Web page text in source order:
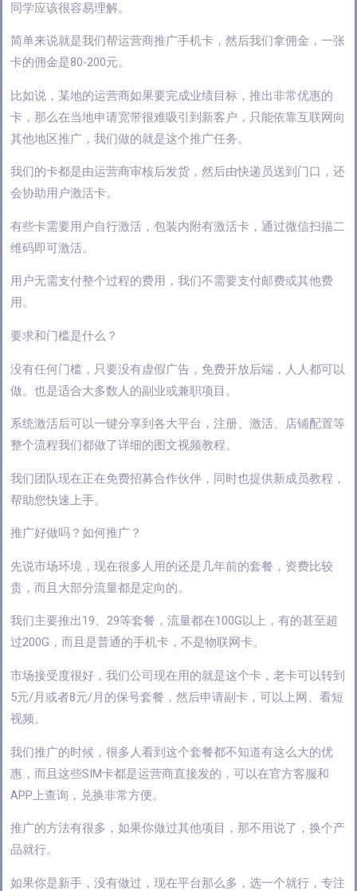
同学应该很容易理解。
简单来说就是我们帮运营商推广手机卡，然后我们拿佣金，一张
卡的佣金是80-200元。
比如说，某地的运营商如果要完成业绩目标，推出非常优惠的
卡，那么在当地申请宽带很难吸引到新客户，只能依靠互联网向
其他地区推广，我们做的就是这个推广任务。
我们的卡都是由运营商审核后发货，然后由快递员送到门口，还
会协助用户激活卡。
有些卡需要用户自行激活，包装内附有激活卡，通过微信扫描二
维码即可激活。
用户无需支付整个过程的费用，我们不需要支付邮费或其他费
用。
要求和门槛是什么？
没有任何门槛，只要没有虚假广告，免费开放后端，人人都可以
做。也是适合大多数人的副业或兼职项目。
系统激活后可以一键分享到各大平台，注册、激活、店铺配置等
整个流程我们都做了详细的图文视频教程。
我们团队现在正在免费招募合作伙伴，同时也提供新成员教程，
帮助您快速上手。
推广好做吗？如何推广？
先说市场环境，现在很多人用的还是几年前的套餐，资费比较
贵，而且大部分流量都是定向的。
我们主要推出19、29等套餐，流量都在100G以上，有的甚至超
过200G，而且是普通的手机卡，不是物联网卡。
市场接受度很好，我们公司现在用的就是这个卡，老卡可以转到
5元/月或者8元/月的保号套餐，然后申请副卡，可以上网、看短
视频。
我们推广的时候，很多人看到这个套餐都不知道有这么大的优
惠，而且这些SIM卡都是运营商直接发的，可以在官方客服和
APP上查询，兑换非常方便。
推广的方法有很多，如果你做过其他项目，那不用说了，换个产
品就行。
如果你是新手，没有做过，现在平台那么多，选一个就行，专注